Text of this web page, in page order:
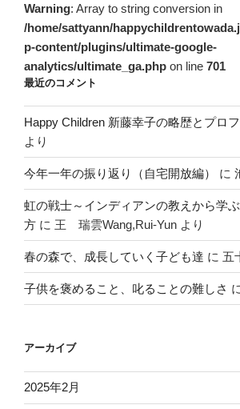
Warning: Array to string conversion in
/home/sattyann/
p-content/plugins/ultimate-google-
analytics/ultimate_ga.php on line 701
最近のコメント
Happy Children 新藤幸子の略歴とプロ
より
今年一年の振り返り（自宅開放編） に
虹の戦士～インディアンの教えから学
方 に 王 瑞雲Wang,Rui-Yun より
春の森で、成長していく子ども達 に 五
子供を褒めること、叱ることの難しさ
アーカイブ
2025年2月